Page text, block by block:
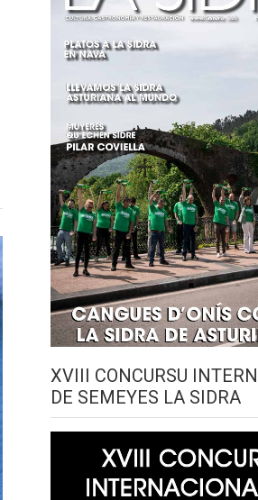
XVIII CONCURSU
DE SEMEYES LA SIDRA